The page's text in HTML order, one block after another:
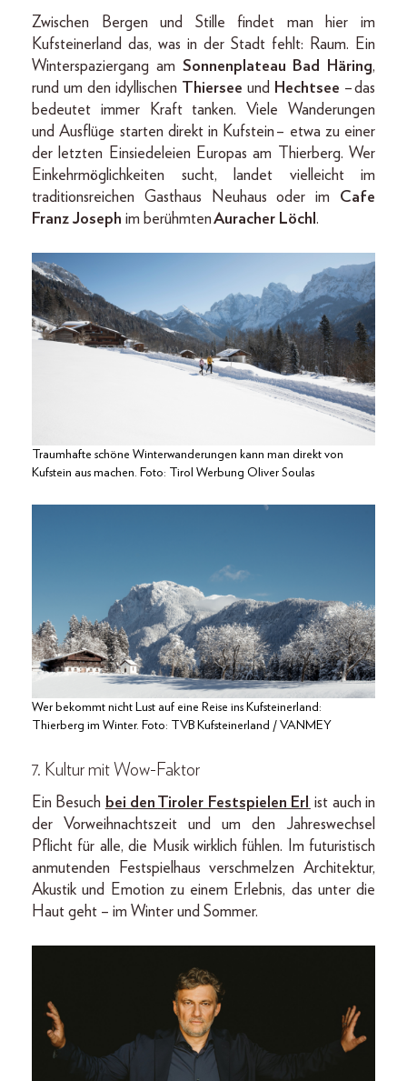
Zwischen Bergen und Stille findet man hier im
Kufsteinerland das, was in der Stadt fehlt: Raum. Ein
Winterspaziergang am Sonnenplateau Bad Häring,
rund um den idyllischen Thiersee und Hechtsee – das
bedeutet immer Kraft tanken.
Viele Wanderungen
und Ausflüge starten direkt in Kufstein – etwa zu einer
der letzten Einsiedeleien Europas am Thierberg. Wer
Einkehrmöglichkeiten sucht, landet vielleicht im
traditionsreichen Gasthaus Neuhaus oder im Cafe
Franz Joseph im berühmtenAuracher Löchl .
Traumhafte schöne Winterwanderungen kann man direkt von
Kufstein aus machen. Foto: Tirol Werbung Oliver Soulas
Wer bekommt nicht Lust auf eine Reise ins Kufsteinerland:
Thierberg im Winter. Foto: TVB Kufsteinerland / VANMEY
7. Kultur mit Wow-Faktor
Ein Besuch bei den Tiroler Festspielen Erl ist auch in
der Vorweihnachtszeit und um den Jahreswechsel
Pflicht für alle, die Musik wirklich fühlen. Im futuristisch
anmutenden Festspielhaus verschmelzen Architektur,
Akustik und Emotion zu einem Erlebnis, das unter die
Haut geht – im Winter und Sommer.